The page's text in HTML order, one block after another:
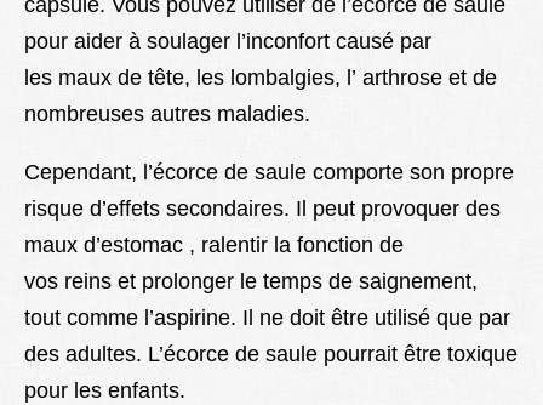
capsule. Vous pouvez utiliser de l’écorce de saule
pour aider à soulager l’inconfort causé par
les maux de tête, les lombalgies, l’ arthrose et de
nombreuses autres maladies.
Cependant, l’écorce de saule comporte son propre
risque d’effets secondaires. Il peut provoquer des
maux d’estomac , ralentir la fonction de
vos reins et prolonger le temps de saignement,
tout comme l’aspirine. Il ne doit être utilisé que par
des adultes. L’écorce de saule pourrait être toxique
pour les enfants.